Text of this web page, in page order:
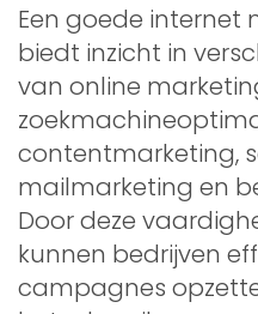
Een goede internet
biedt inzicht in
van online
contentmarketing,
mailmarketing en
Door deze
kunnen bedrijven
campagnes